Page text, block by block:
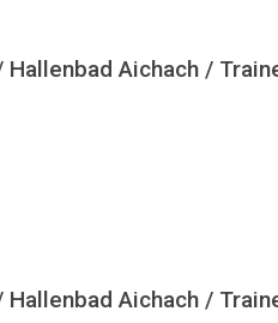
Aichach /
Aichach /